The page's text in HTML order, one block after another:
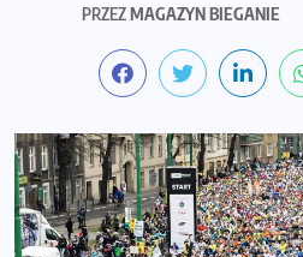
PRZEZMAGAZYN BIEGANIE